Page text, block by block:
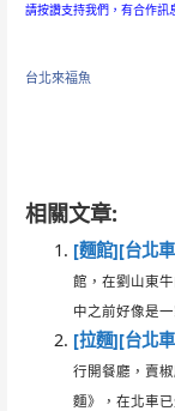
請按讚支持我們，有合作訊
台北來福魚
相關文章:
[麵館][台北
館，在劉山東
中之前好像是
[拉麵][台北
行開餐廳，賣
麵》，在北車